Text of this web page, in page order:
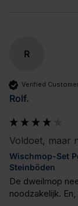
R
Verified
Rolf.
Voldoet, maar
Wischmop-Set
Steinböden
De dweilmop
noodzakelijk.